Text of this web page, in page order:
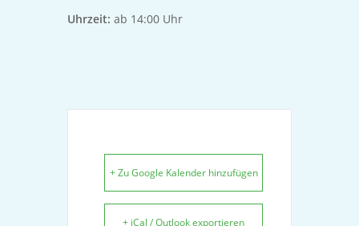
Uhrzeit: ab 14:00 Uhr
+ Zu Google Kalender hinzufügen
+ iCal / Outlook exportieren